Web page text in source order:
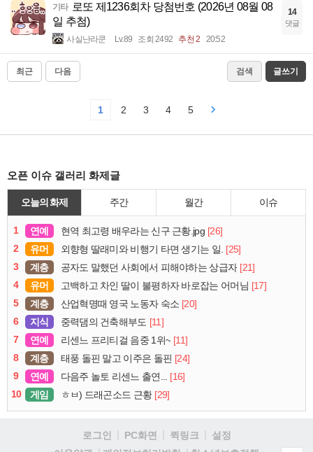
기타 로또 제1236회차 당첨번호 (2026년 08월 08
일 추첨)
사실난라쿤 Lv.89 조회 2492 추천 2 20:52
14
댓글
최근 다음 검색 글쓰기
1 2 3 4 5
오픈 이슈 갤러리 화제글
오늘의 화제 주간 월간 이슈
1 연예 현역 최고령 배우라는 신구 근황.jpg [26]
2
유머 외향형 딸래미와 비행기 타면 생기는 일. [25]
3
계층 공자도 말했던 사회에서 피해야하는 상급자 [21]
4
유머 고백하고 차인 딸이 불평하자 바로잡는 어머님 [17]
5
계층 산업혁명때 영국 노동자 숙소 [20]
6
지식 중력댐의 건축해부도 [11]
7
연예 리센느 프리티걸 음중 1위~ [11]
8
계층 태풍 돌핀 말고 이주은 돌핀 [24]
9
연예 다음주 놀토 리센느 출연... [16]
10
게임 ㅎㅂ) 드래곤소드 근황 [29]
로그인 PC화면 퀵링크
설정